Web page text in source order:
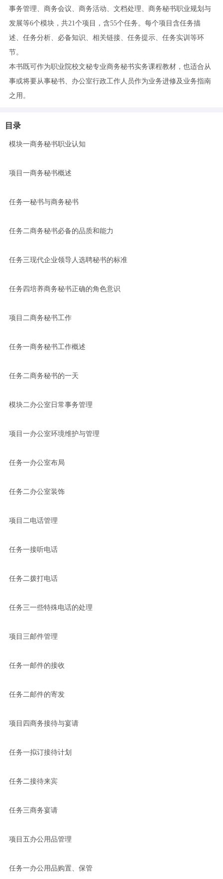
事务管理、商务会议、商务活动、文档处理、商务秘书职业规划与
发展等6个模块，共21个项目，含55个任务。每个项目含任务描
述、任务分析、必备知识、相关链接、任务提示、任务实训等环
节。
本书既可作为职业院校文秘专业商务秘书实务课程教材，也适合从
事或将要从事秘书、办公室行政工作人员作为业务进修及业务指南
之用。
目录
模块一商务秘书职业认知
项目一商务秘书概述
任务一秘书与商务秘书
任务二商务秘书必备的品质和能力
任务三现代企业领导人选聘秘书的标准
任务四培养商务秘书正确的角色意识
项目二商务秘书工作
任务一商务秘书工作概述
任务二商务秘书的一天
模块二办公室日常事务管理
项目一办公室环境维护与管理
任务一办公室布局
任务二办公室装饰
项目二电话管理
任务一接听电话
任务二拨打电话
任务三一些特殊电话的处理
项目三邮件管理
任务一邮件的接收
任务二邮件的寄发
项目四商务接待与宴请
任务一拟订接待计划
任务二接待来宾
任务三商务宴请
项目五办公用品管理
任务一办公用品购置、保管